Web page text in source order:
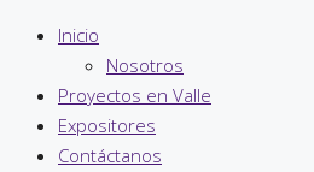
Inicio
Nosotros
Proyectos en Valle
Expositores
Contáctanos